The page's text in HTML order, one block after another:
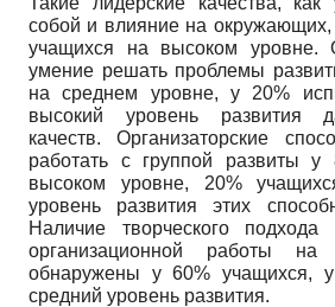
собой и влияние на
учащихся на высоком уровне.
умение решать проблемы
на среднем уровне, у 20%
высокий уровень развития
качеств. Организаторские
работать с группой развиты
высоком уровне, 20%
уровень развития этих
Наличие творческого
организационной работы
обнаружены у 60% учащихся,
средний уровень развития.